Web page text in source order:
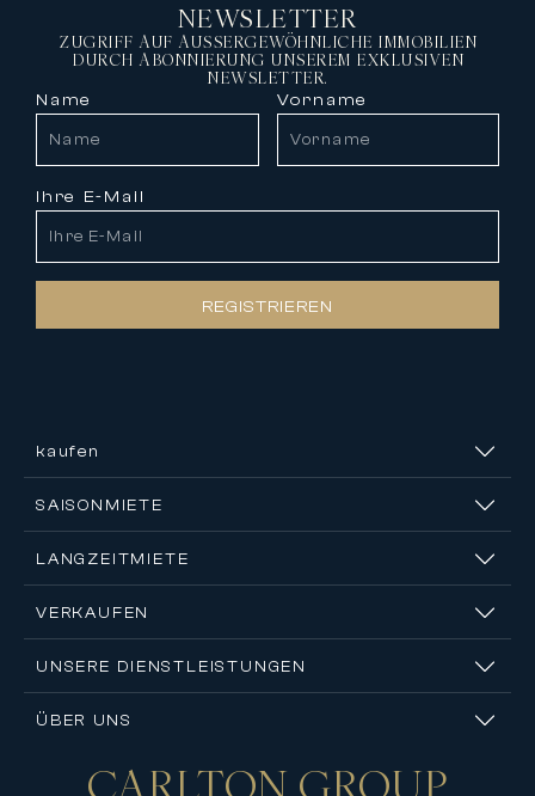
NEWSLETTER
ZUGRIFF AUF AUSSERGEWÖHNLICHE IMMOBILIEN
DURCH ABONNIERUNG UNSEREM EXKLUSIVEN
NEWSLETTER.
Name Vorname
Ihre E-Mail
REGISTRIEREN
kaufen
SAISONMIETE
LANGZEITMIETE
VERKAUFEN
UNSERE DIENSTLEISTUNGEN
ÜBER UNS
Kontakt